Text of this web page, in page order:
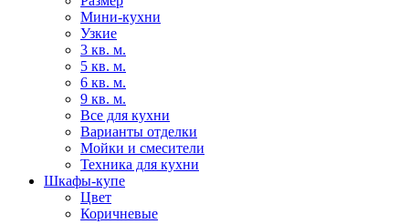
Мини-кухни
Узкие
3 кв. м.
5 кв. м.
6 кв. м.
9 кв. м.
Все для кухни
Варианты отделки
Мойки и смесители
Техника для кухни
Шкафы-купе
Цвет
Коричневые